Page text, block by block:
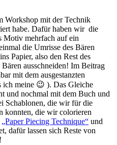
Workshop mit der Technik
habe. Dafür haben wir die
Motiv mehrfach auf ein
die Umrisse des Bären
Papier, also den Rest des
ausschneiden! Im Beitrag
mit dem ausgestanzten
ich meine 😉 ). Das Gleiche
und nochmal mit dem Buch und
Schablonen, die wir für die
konnten, die wir colorieren
„Paper Piecing Technique“ und
dafür lassen sich Reste von